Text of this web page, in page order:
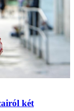
két